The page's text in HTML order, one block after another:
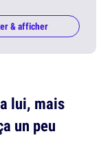
& afficher
lui, mais
un peu